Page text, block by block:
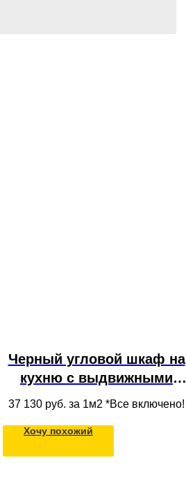
Черный угловой шкаф на
кухню с выдвижными
ящиками, распашными
полками для хранения
посуды в навесной
37 130 руб. за 1м2 *Все включено!
Хочу похожий